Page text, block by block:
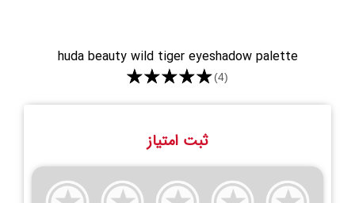
huda beauty wild tiger eyeshadow palette
★★★★★(4)
ثبت امتیاز